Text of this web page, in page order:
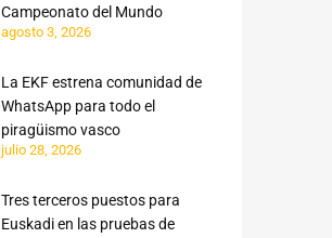
Campeonato del Mundo
agosto 3, 2026
La EKF estrena comunidad de
WhatsApp para todo el
piragüismo vasco
julio 28, 2026
Tres terceros puestos para
Euskadi en las pruebas de